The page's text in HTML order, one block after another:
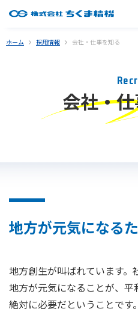
ホーム 採用情報 会社・仕事を知る
会社・
地方が元気になる
地方創生が叫ばれています。
地方が元気になることが、
絶対に必要だということです